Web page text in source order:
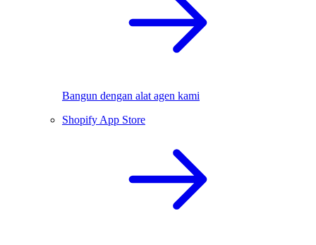
Bangun dengan alat agen kami
Shopify App Store